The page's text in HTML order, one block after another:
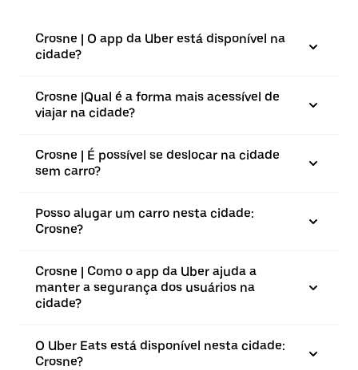
Crosne | O app da Uber está disponível na
cidade?
Crosne |⁠Qual é a forma mais acessível de
viajar na cidade?
Crosne | É possível se deslocar na cidade
sem carro?
Posso alugar um carro nesta cidade:
Crosne?
Crosne | Como o app da Uber ajuda a
manter a segurança dos usuários na
cidade?
O Uber Eats está disponível nesta cidade:
Crosne?